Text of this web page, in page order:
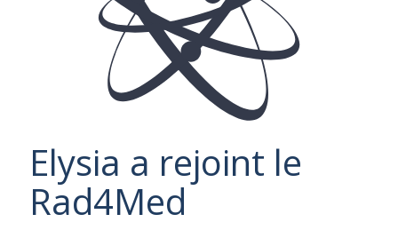
Elysia a rejoint le
Rad4Med